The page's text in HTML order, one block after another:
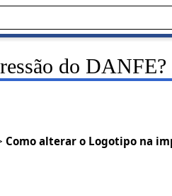
do DANFE?
Como alterar o Logotipo na